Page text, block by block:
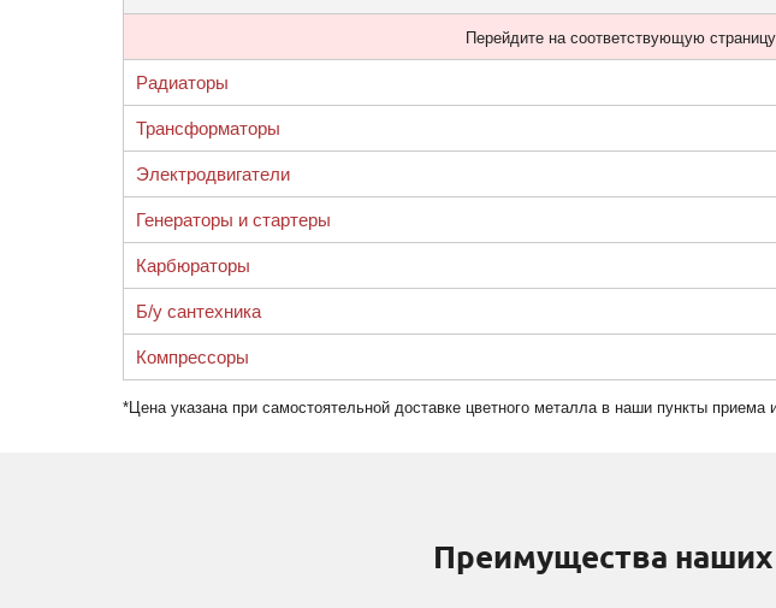
Перейдите на соответствующую
Радиаторы
Трансформаторы
Электродвигатели
Генераторы и стартеры
Карбюраторы
Б/у сантехника
Компрессоры
*Цена указана при самостоятельной доставке цветного металла в наши пункты
Преимущества